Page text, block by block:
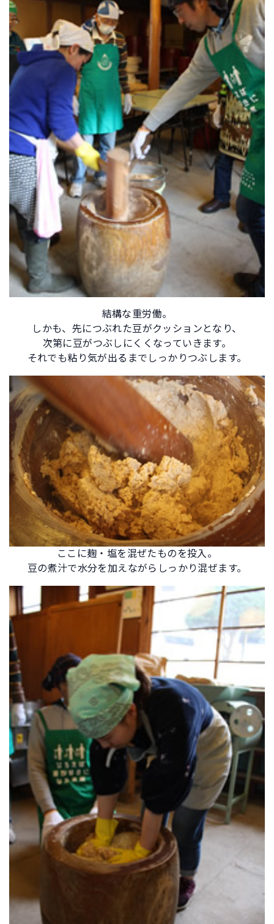
結構な重労働。
しかも、先につぶれた豆がクッションとなり、
次第に豆がつぶしにくくなっていきます。
それでも粘り気が出るまでしっかりつぶします。
ここに麹・塩を混ぜたものを投入。
豆の煮汁で水分を加えながらしっかり混ぜます。